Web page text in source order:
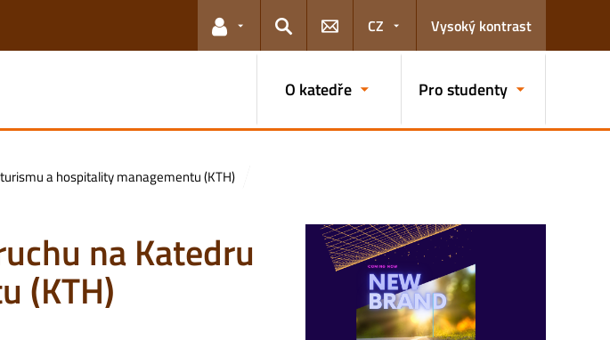
Odkazy pro uživatele
Hledat
CZ Vysoký kontrast
O katedře Pro studenty
a hospitality managementu (KTH)
na Katedru
(KTH)